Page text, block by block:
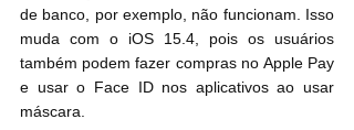
de banco, por exemplo, não funcionam. Isso
muda com o iOS 15.4, pois os usuários
também podem fazer compras no ‌Apple Pay‌
e usar o Face ID nos aplicativos ao usar
máscara.